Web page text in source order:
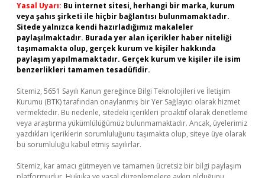
Yasal Uyarı: Bu internet sitesi, herhangi bir marka, kurum
veya şahıs şirketi ile hiçbir bağlantısı bulunmamaktadır.
Sitede yalnızca kendi hazırladığımız makaleler
paylaşılmaktadır. Burada yer alan içerikler haber niteliği
taşımamakta olup, gerçek kurum ve kişiler hakkında
paylaşım yapılmamaktadır. Gerçek kurum ve kişiler ile isim
benzerlikleri tamamen tesadüfidir.
Sitemiz, 5651 Sayılı Kanun gereğince Bilgi Teknolojileri ve İletişim
Kurumu (BTK) tarafından onaylanmış bir Yer Sağlayıcı olarak hizmet
vermektedir. Bu nedenle, sitedeki içerikleri proaktif olarak denetleme
veya araştırma yükümlülüğümüz bulunmamaktadır. Ancak, üyelerimiz
yazdıkları içeriklerin sorumluluğunu taşımakta olup, siteye üye olarak
bu sorumluluğu kabul etmiş sayılırlar.
Sitemiz, kar amacı gütmeyen ve tamamen ücretsiz bir bilgi paylaşım